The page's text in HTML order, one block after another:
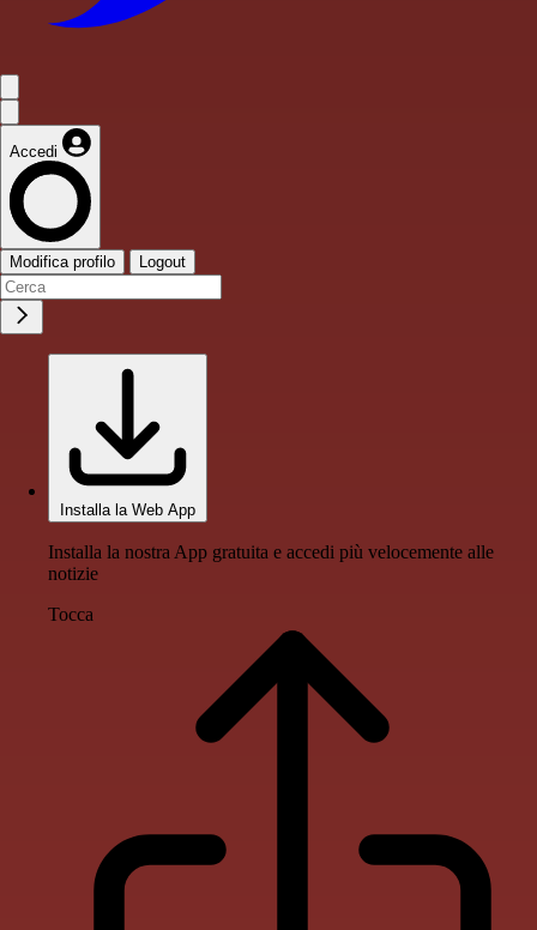
Accedi
Modifica profilo Logout
Installa la Web App
Installa la nostra App gratuita e accedi più velocemente alle
notizie
Tocca